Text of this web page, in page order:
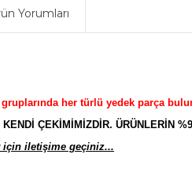
Yorumları
her türlü yedek parça
ÇEKİMİMİZDİR. ÜRÜNLERİN
için iletişime geçiniz...